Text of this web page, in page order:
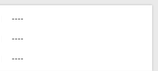
----
----
----